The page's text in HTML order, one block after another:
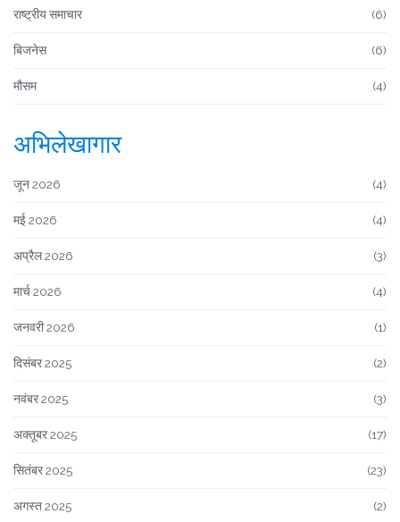
राष्ट्रीय समाचार (6)
बिजनेस (6)
मौसम (4)
अभिलेखागार
जून 2026 (4)
मई 2026 (4)
अप्रैल 2026 (3)
मार्च 2026 (4)
जनवरी 2026 (1)
दिसंबर 2025 (2)
नवंबर 2025 (3)
अक्तूबर 2025 (17)
सितंबर 2025 (23)
अगस्त 2025 (2)